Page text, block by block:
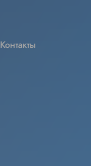
Контакты